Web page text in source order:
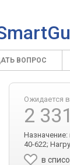
ВОПРОС
Ожидается
2 331
Назначение:
40-622;
в